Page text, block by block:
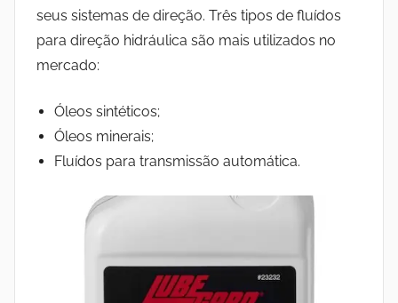
seus sistemas de direção. Três tipos de fluídos
para direção hidráulica são mais utilizados no
mercado:
Óleos sintéticos;
Óleos minerais;
Fluídos para transmissão automática.